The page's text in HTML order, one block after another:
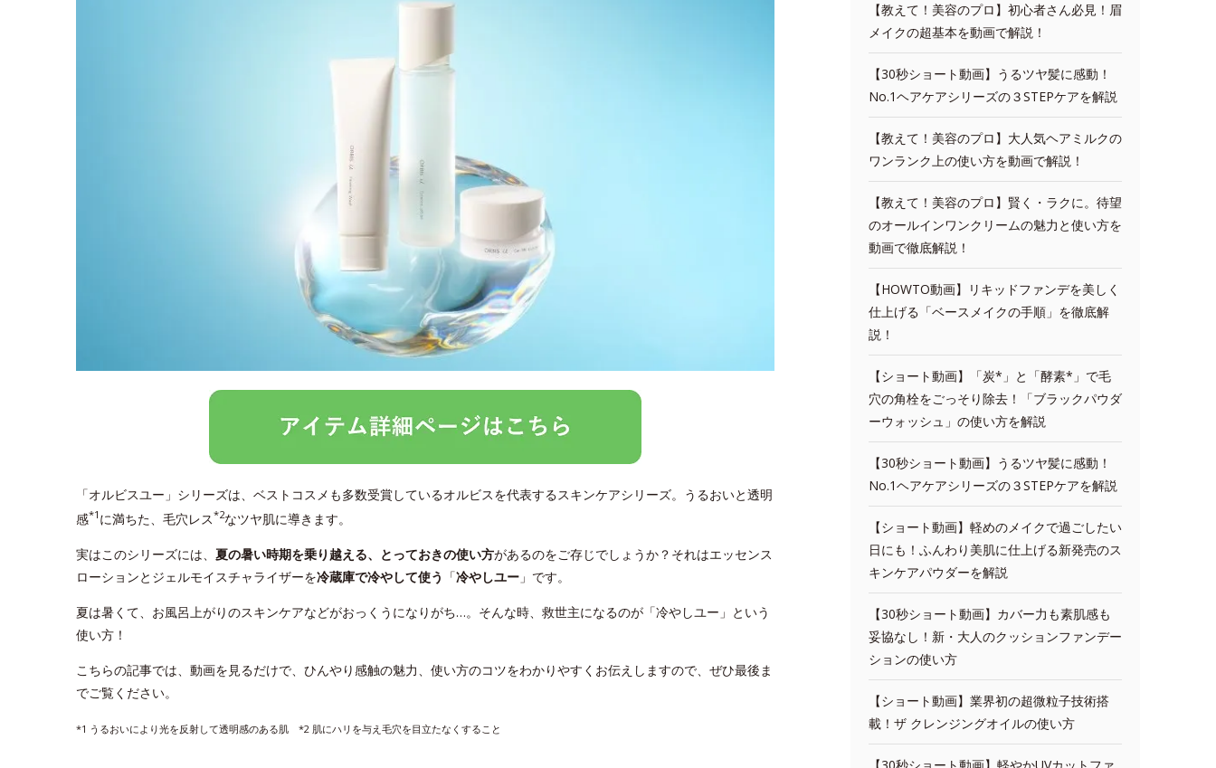
「オルビスユー」シリーズは、ベストコスメも多数受賞しているオルビスを代表するスキンケアシリーズ。うるおいと透明
感*1 に満ちた、毛穴レス*2なツヤ肌に導きます。
実はこのシリーズには、 夏の暑い時期を乗り越える、とっておきの使い方があるのをご存じでしょうか？それはエッセンス
ローションとジェルモイスチャライザーを冷蔵庫で冷やして使う 「冷やしユー 」です。
夏は暑くて、お風呂上がりのスキンケアなどがおっくうになりがち…。そんな時、救世主になるのが「冷やしユー」という
使い方！
こちらの記事では、動画を見るだけで、ひんやり感触の魅力、使い方のコツをわかりやすくお伝えしますので、ぜひ最後ま
でご覧ください。
*1 うるおいにより光を反射して透明感のある肌 *2 肌にハリを与え毛穴を目立たなくすること
【教えて！美容のプロ】初心者さん必見！眉
メイクの超基本を動画で解説！
【30秒ショート動画】うるツヤ髪に感動！
No.1ヘアケアシリーズの３STEPケアを解説
【教えて！美容のプロ】大人気ヘアミルクの
ワンランク上の使い方を動画で解説！
【教えて！美容のプロ】賢く・ラクに。待望
のオールインワンクリームの魅力と使い方を
動画で徹底解説！
【HOWTO動画】リキッドファンデを美しく
仕上げる「ベースメイクの手順」を徹底解
説！
【ショート動画】「炭*」と「酵素*」で毛
穴の角栓をごっそり除去！「ブラックパウダ
ーウォッシュ」の使い方を解説
【30秒ショート動画】うるツヤ髪に感動！
No.1ヘアケアシリーズの３STEPケアを解説
【ショート動画】軽めのメイクで過ごしたい
日にも！ふんわり美肌に仕上げる新発売のス
キンケアパウダーを解説
【30秒ショート動画】カバー力も素肌感も
妥協なし！新・大人のクッションファンデー
ションの使い方
【ショート動画】業界初の超微粒子技術搭
載！ザ クレンジングオイルの使い方